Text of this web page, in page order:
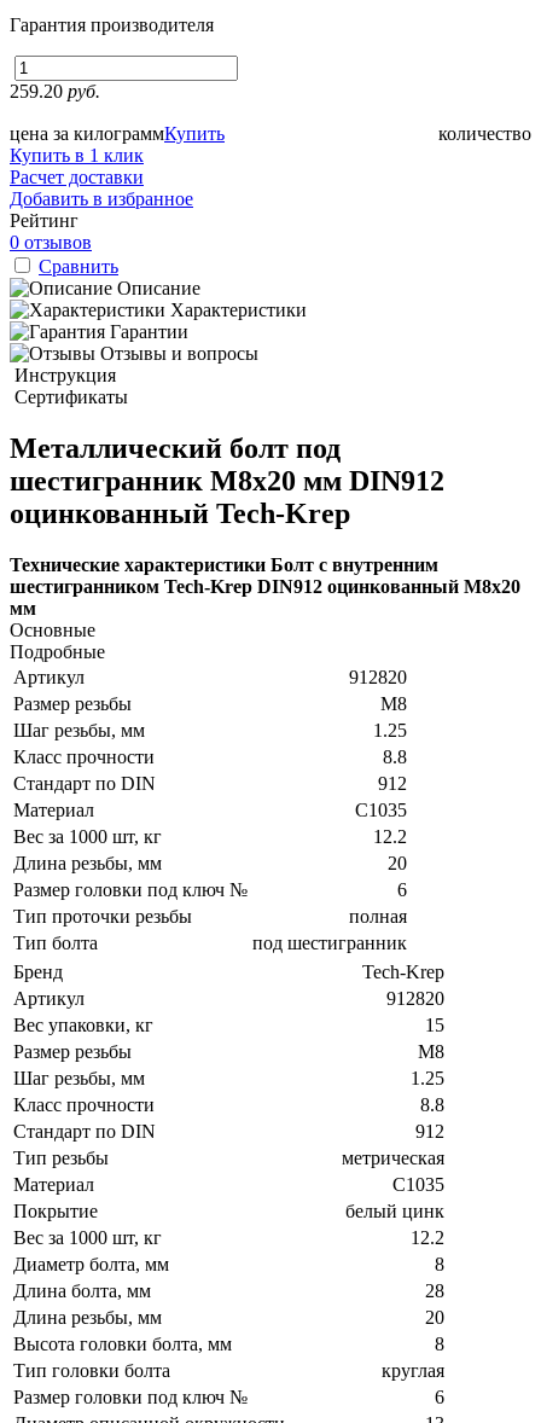
Гарантия производителя
259.20 руб.
цена за килограмм количество
Купить
Купить в 1 клик
Расчет доставки
Добавить в избранное
Рейтинг
0 отзывов
Сравнить
Описание
Характеристики
Гарантии
Отзывы и вопросы
Инструкция
Сертификаты
Металлический болт под
шестигранник М8х20 мм DIN912
оцинкованный Tech-Krep
Технические характеристики Болт с внутренним
шестигранником Tech-Krep DIN912 оцинкованный М8х20
мм
Основные
Подробные
Артикул
912820
Размер резьбы
М8
Шаг резьбы, мм
1.25
Класс прочности
8.8
Стандарт по DIN
912
Материал
C1035
Вес за 1000 шт, кг
12.2
Длина резьбы, мм
20
Размер головки под ключ №
6
Тип проточки резьбы
полная
Тип болта
под шестигранник
Бренд
Tech-Krep
Артикул
912820
Вес упаковки, кг
15
Размер резьбы
М8
Шаг резьбы, мм
1.25
Класс прочности
8.8
Стандарт по DIN
912
Тип резьбы
метрическая
Материал
C1035
Покрытие
белый цинк
Вес за 1000 шт, кг
12.2
Диаметр болта, мм
8
Длина болта, мм
28
Длина резьбы, мм
20
Высота головки болта, мм
8
Тип головки болта
круглая
Размер головки под ключ №
6